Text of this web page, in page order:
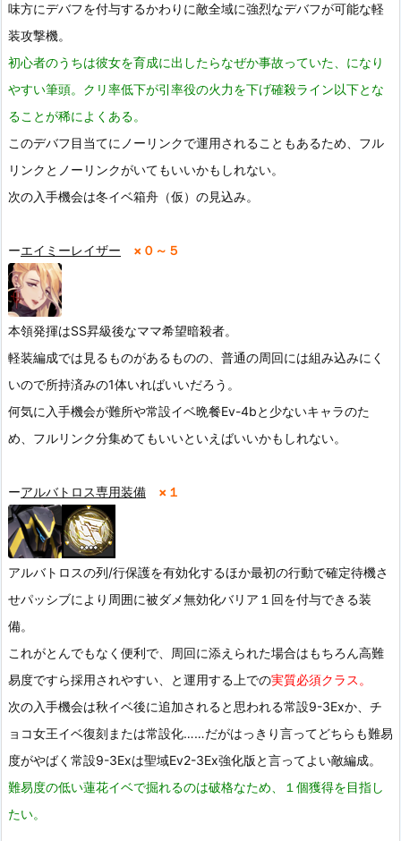
味方にデバフを付与するかわりに敵全域に強烈なデバフが可能な軽
装攻撃機。
初心者のうちは彼女を育成に出したらなぜか事故っていた、になり
やすい筆頭。クリ率低下が引率役の火力を下げ確殺ライン以下とな
ることが稀によくある。
このデバフ目当てにノーリンクで運用されることもあるため、フル
リンクとノーリンクがいてもいいかもしれない。
次の入手機会は冬イベ箱舟（仮）の見込み。
ーエイミーレイザー ×０～５
本領発揮はSS昇級後なママ希望暗殺者。
軽装編成では見るものがあるものの、普通の周回には組み込みにく
いので所持済みの1体いればいいだろう。
何気に入手機会が難所や常設イベ晩餐Ev-4bと少ないキャラのた
め、フルリンク分集めてもいいといえばいいかもしれない。
ーアルバトロス専用装備 ×１
アルバトロスの列/行保護を有効化するほか最初の行動で確定待機さ
せパッシブにより周囲に被ダメ無効化バリア１回を付与できる装
備。
これがとんでもなく便利で、周回に添えられた場合はもちろん高難
易度ですら採用されやすい、と運用する上での実質必須クラス。
次の入手機会は秋イベ後に追加されると思われる常設9-3Exか、チ
ョコ女王イベ復刻または常設化……だがはっきり言ってどちらも難易
度がやばく常設9-3Exは聖域Ev2-3Ex強化版と言ってよい敵編成。
難易度の低い蓮花イベで掘れるのは破格なため、１個獲得を目指し
たい。